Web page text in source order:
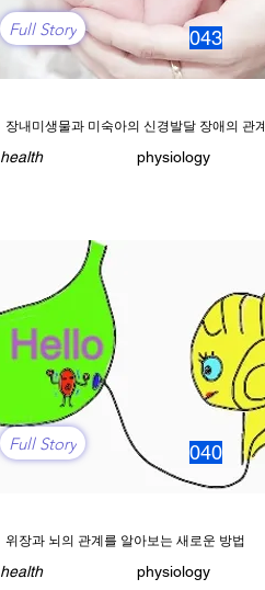
043
Full Story
장내미생물과 미숙아의 신경발달 장애의 관계
health physiology
040
Full Story
위장과 뇌의 관계를 알아보는 새로운 방법
health physiology